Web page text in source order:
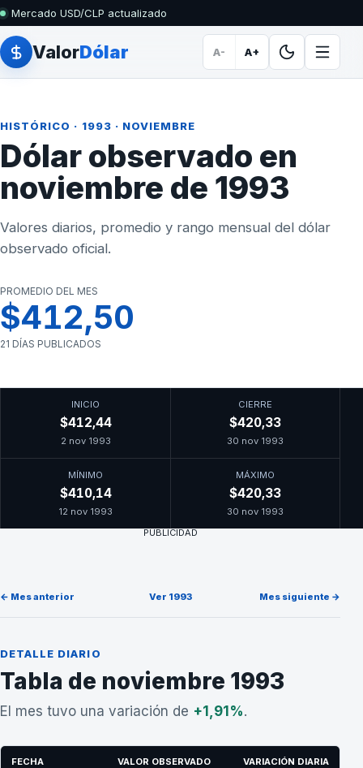
Mercado USD/CLP actualizado
ValorDólar A- A+
HISTÓRICO · 1993 · NOVIEMBRE
Dólar observado en
noviembre de 1993
Valores diarios, promedio y rango mensual del dólar
observado oficial.
PROMEDIO DEL MES
$412,50
21 DÍAS PUBLICADOS
INICIO
$412,44
2 nov 1993
CIERRE
$420,33
30 nov 1993
MÍNIMO
$410,14
12 nov 1993
MÁXIMO
$420,33
30 nov 1993
PUBLICIDAD
← Mes anterior Ver 1993 Mes siguiente →
DETALLE DIARIO
Tabla de noviembre 1993
El mes tuvo una variación de +1,91%.
FECHA VALOR OBSERVADO VARIACIÓN DIARIA